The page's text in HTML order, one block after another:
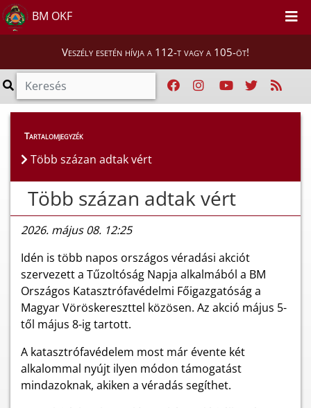
BM OKF
Veszély esetén hívja a 112-t vagy a 105-öt!
Híreink > Hírek
Tartalomjegyzék
Több százan adtak vért
Több százan adtak vért
2026. május 08. 12:25
Idén is több napos országos véradási akciót
szervezett a Tűzoltóság Napja alkalmából a BM
Országos Katasztrófavédelmi Főigazgatóság a
Magyar Vöröskereszttel közösen. Az akció május 5-
től május 8-ig tartott.
A katasztrófavédelem most már évente két
alkalommal nyújt ilyen módon támogatást
mindazoknak, akiken a véradás segíthet.